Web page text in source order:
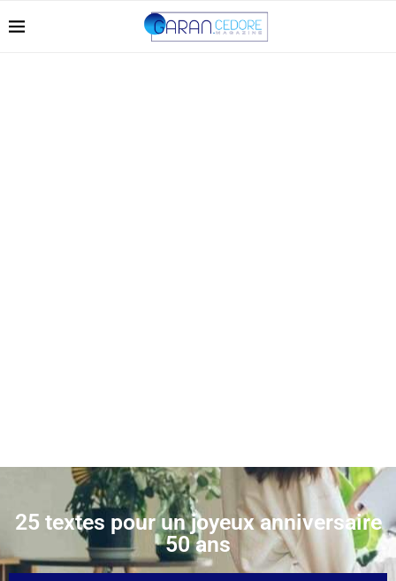
25 textes pour un joyeux anniversaire
50 ans